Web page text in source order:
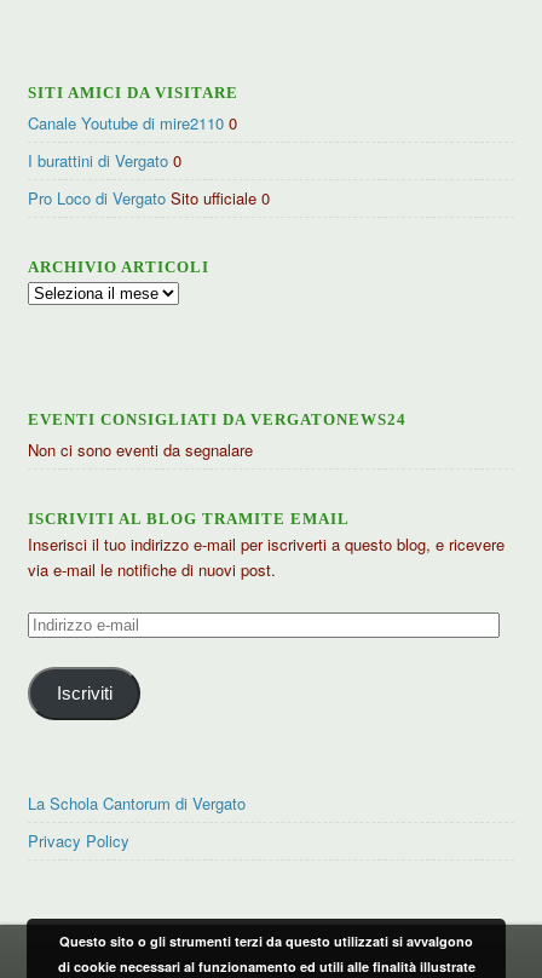
SITI AMICI DA VISITARE
Canale Youtube di mire2110 0
I burattini di Vergato 0
Pro Loco di Vergato Sito ufficiale 0
ARCHIVIO ARTICOLI
Archivio
EVENTI CONSIGLIATI DA VERGATONEWS24
Non ci sono eventi da segnalare
ISCRIVITI AL BLOG TRAMITE EMAIL
Inserisci il tuo indirizzo e-mail per iscriverti a questo blog, e ricevere
via e-mail le notifiche di nuovi post.
Indirizzo
mail
Iscriviti
La Schola Cantorum di Vergato
Privacy Policy
PRIVACY POLICY
Questo sito o gli strumenti terzi da questo utilizzati si avvalgono
di cookie necessari al funzionamento ed utili alle finalità illustrate